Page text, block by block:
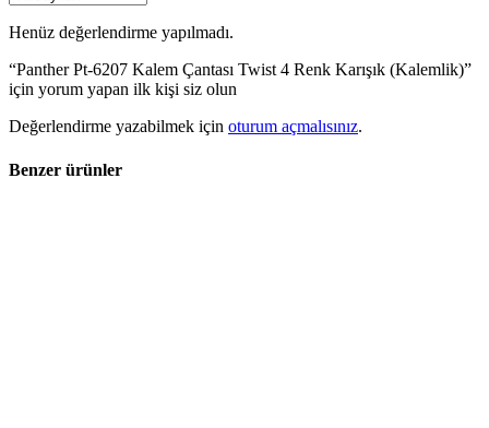
Henüz değerlendirme yapılmadı.
“Panther Pt-6207 Kalem Çantası Twist 4 Renk Karışık (Kalemlik)”
için yorum yapan ilk kişi siz olun
Değerlendirme yazabilmek için oturum açmalısınız.
Benzer ürünler